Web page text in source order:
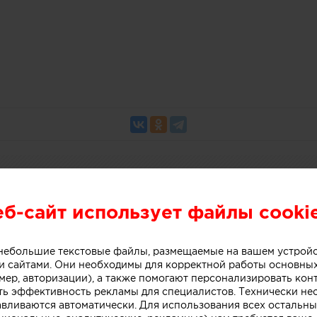
и дизайнеры в
архитектуры EXTERIA
сайт использует файлы
текстовые файлы, размещаемые на вашем
сайтами. Они необходимы для корректной работы
авторизации), а также помогают персонализировать
эффективность рекламы для специалистов. Технически
автоматически. Для использования всех